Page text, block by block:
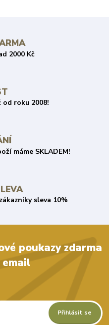
2000 Kč
od roku 2008!
máme SKLADEM!
sleva 10%
poukazy zdarma
email
Přihlásit se